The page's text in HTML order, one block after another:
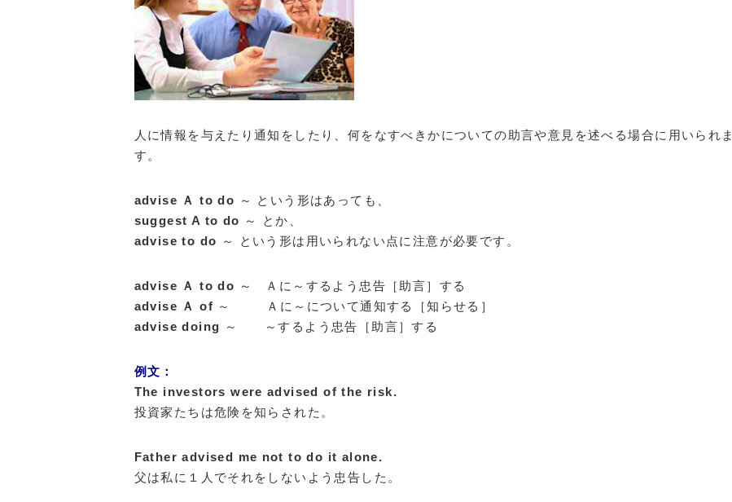
人に情報を与えたり通知をしたり、何をなすべきかについての助言や意見を述べる場合に用いられま
す。
advise Ａ to do ～ という形はあっても、
suggest A to do ～ とか、
advise to do ～ という形は用いられない点に注意が必要です。
advise Ａ to do ～ Ａに～するよう忠告［助言］する
advise Ａ of ～ Ａに～について通知する［知らせる］
advise doing ～ ～するよう忠告［助言］する
例文：
The investors were advised of the risk.
投資家たちは危険を知らされた。
Father advised me not to do it alone.
父は私に１人でそれをしないよう忠告した。